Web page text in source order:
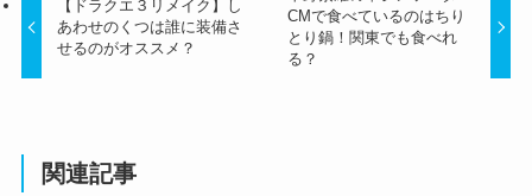
【ドラクエ３リメイク】し
あわせのくつは誰に装備さ
せるのがオススメ？
CMで食べているのはちり
とり鍋！関東でも食べれ
る？
関連記事